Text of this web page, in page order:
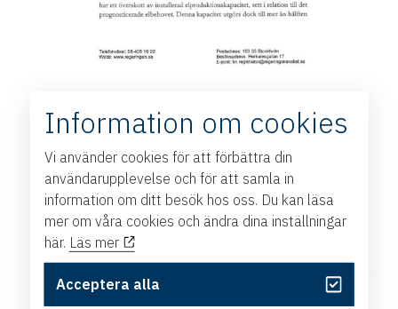
Information om cookies
Vi använder cookies för att förbättra din
användarupplevelse och för att samla in
information om ditt besök hos oss. Du kan läsa
mer om våra cookies och ändra dina inställningar
här. Läs mer
Acceptera alla